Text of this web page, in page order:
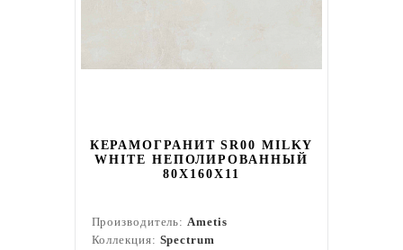
КЕРАМОГРАНИТ SR00 MILKY
WHITE НЕПОЛИРОВАННЫЙ
80X160Х11
Производитель:Ametis
Коллекция: Spectrum